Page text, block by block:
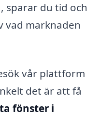
sparar du tid och
vad marknaden
vår plattform
det är att få
fönster i